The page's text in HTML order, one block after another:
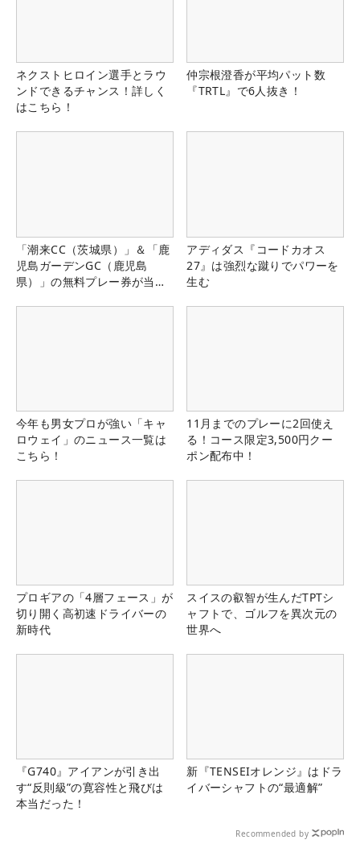
ネクストヒロイン選手とラウ
ンドできるチャンス！詳しく
はこちら！
仲宗根澄香が平均パット数
『TRTL』で6人抜き！
「潮来CC（茨城県）」＆「鹿
児島ガーデンGC（鹿児島
県）」の無料プレー券が当た
アディダス『コードカオス
27』は強烈な蹴りでパワーを
生む
今年も男女プロが強い「キャ
ロウェイ」のニュース一覧は
こちら！
11月までのプレーに2回使え
る！コース限定3,500円クー
ポン配布中！
プロギアの「4層フェース」が
切り開く高初速ドライバーの
新時代
スイスの叡智が生んだTPTシ
ャフトで、ゴルフを異次元の
世界へ
『G740』アイアンが引き出
す“反則級”の寛容性と飛びは
本当だった！
新『TENSEIオレンジ』はドラ
イバーシャフトの“最適解”
Recommended by